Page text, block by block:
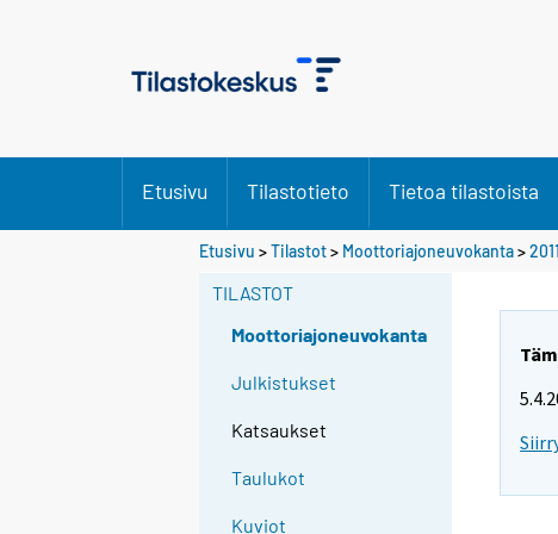
Etusivu Tilastotieto Tietoa tilastoista
Etusivu >Tilastot> Moottoriajoneuvokanta>2011
TILASTOT
Moottoriajoneuvokanta
Julkistukset
Katsaukset
Taulukot
Kuviot